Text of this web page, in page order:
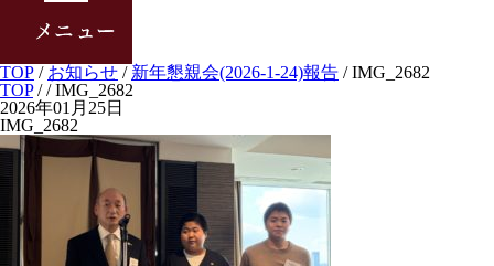
TOP / お知らせ / 新年懇親会(2026-1-24)報告 /IMG_2682
TOP// IMG_2682
2026年01月25日
IMG_2682